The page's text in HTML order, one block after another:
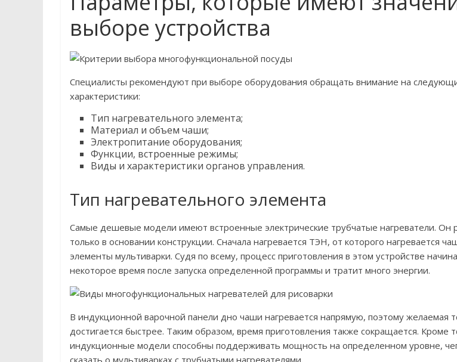
выборе устройства
Специалисты рекомендуют при выборе оборудования обращать внимание на
характеристики:
Тип нагревательного элемента;
Материал и объем чаши;
Электропитание оборудования;
Функции, встроенные режимы;
Виды и характеристики органов управления.
Тип нагревательного элемента
Самые дешевые модели имеют встроенные электрические трубчатые нагреватели. Он
только в основании конструкции. Сначала нагревается ТЭН, от которого нагревается
элементы мультиварки. Судя по всему, процесс приготовления в этом устройстве
некоторое время после запуска определенной программы и тратит много энергии.
В индукционной варочной панели дно чаши нагревается напрямую, поэтому желаемая
достигается быстрее. Таким образом, время приготовления также сокращается. Кроме
индукционные модели способны поддерживать мощность на определенном уровне,
сказать о мультиварках с трубчатыми нагревателями.